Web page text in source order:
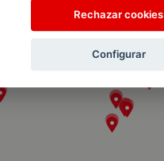
Rechazar cookies
Configurar